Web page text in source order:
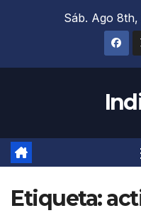
Sáb. Ago 8th,
Etiqueta: